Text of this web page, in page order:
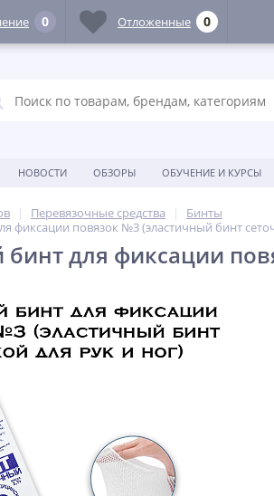
НОВОСТИ ОБЗОРЫ ОБУЧЕНИЕ И КУРСЫ
Перевязочные средства
Бинты
фиксации повязок №3 (эластичный бинт
бинт для фиксации
0 Отложенные 0